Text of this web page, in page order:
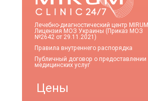
Лечебно-диагностический центр MIRUM
Лицензия МОЗ Украины (Приказ МОЗ
№2642 от 29.11.2021)
Правила внутреннего распорядка
Публичный договор о предоставлении
медицинских услуг
Цены